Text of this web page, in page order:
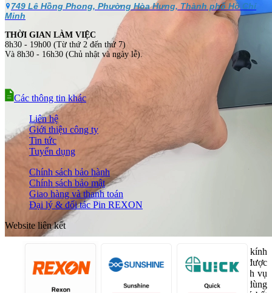
Khi sử dụng mặt kính
lưng iPhone 15 Pro Max (luôn kính camera), bạn sẽ được
hưởng chế độ bảo hành từ Apple hoặc các trung tâm dịch vụ
ủy quyền. Điều này đảm bảo quyền lợi của người tiêu dùng
749 Lê Hồng Phong, Phường Hòa Hưng, Thành phố Hồ Chí
Minh
THỜI GIAN LÀM VIỆC
8h30 - 19h00 (Từ thứ 2 đến thứ 7)
Và 8h30 - 16h30 (Chủ nhật và ngày lễ).
Các thông tin khác
Liên hệ
Giới thiệu công ty
Tin tức
Tuyển dụng
Chính sách bảo hành
Chính sách bảo mật
Giao hàng và thanh toán
Đại lý & đối tác Pin REXON
Website liên kết